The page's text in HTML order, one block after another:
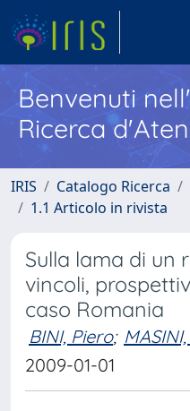
Benvenuti
Ricerca
IRIS Catalogo Ricerca
1.1 Articolo in rivista
Sulla lama di un
vincoli,
caso Romania
BINI, Piero;
2009-01-01